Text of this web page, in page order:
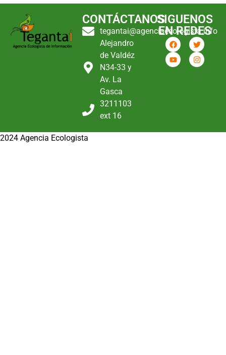
CONTÁCTANOS
tegantai@agenciaecologista.info
Alejandro
de Valdéz
N34-33 y
Av. La
Gasca
3211103
ext 16
SIGUENOS
EN REDES
2024 Agencia Ecologista